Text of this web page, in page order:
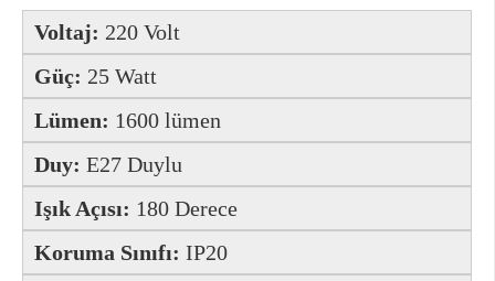
Voltaj: 220 Volt
Güç: 25 Watt
Lümen: 1600 lümen
Duy: E27 Duylu
Işık Açısı: 180 Derece
Koruma Sınıfı: IP20